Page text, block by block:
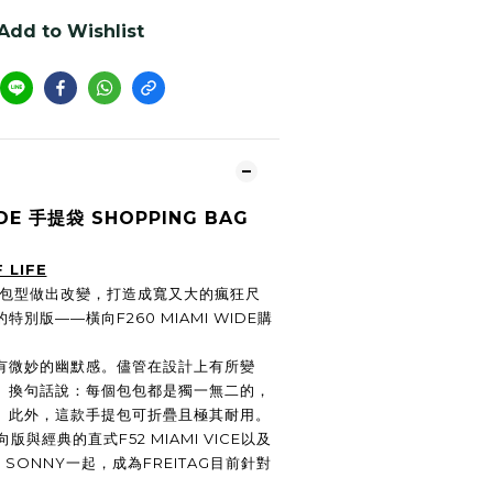
to Wishlist
手提袋 SHOPPING BAG
LIFE
型做出改變，打造成寬又大的瘋狂尺
特別版——橫向F260 MIAMI WIDE購
微妙的幽默感。儘管在設計上有所變
句話說：每個包包都是獨一無二的，
外，這款手提包可折疊且極其耐用。
與經典的直式F52 MIAMI VICE以及
一起，成為FREITAG目前針對